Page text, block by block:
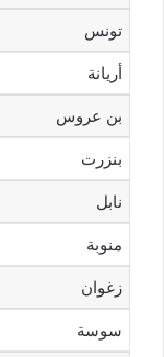
تونس
أريانة
بن عروس
بنزرت
نابل
منوبة
زغوان
سوسة